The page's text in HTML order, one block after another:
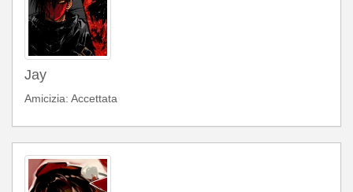
Jay
Amicizia: Accettata